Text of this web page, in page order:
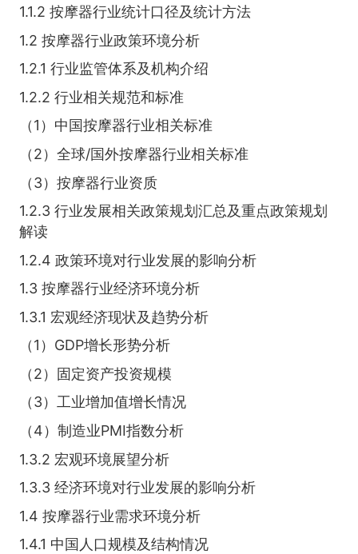
1.1.2 按摩器行业统计口径及统计方法
1.2 按摩器行业政策环境分析
1.2.1 行业监管体系及机构介绍
1.2.2 行业相关规范和标准
（1）中国按摩器行业相关标准
（2）全球/国外按摩器行业相关标准
（3）按摩器行业资质
1.2.3 行业发展相关政策规划汇总及重点政策规划
解读
1.2.4 政策环境对行业发展的影响分析
1.3 按摩器行业经济环境分析
1.3.1 宏观经济现状及趋势分析
（1）GDP增长形势分析
（2）固定资产投资规模
（3）工业增加值增长情况
（4）制造业PMI指数分析
1.3.2 宏观环境展望分析
1.3.3 经济环境对行业发展的影响分析
1.4 按摩器行业需求环境分析
1.4.1 中国人口规模及结构情况